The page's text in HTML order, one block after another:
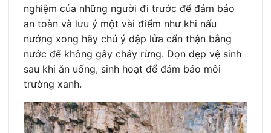
nghiệm của những người đi trước để đảm bảo
an toàn và lưu ý một vài điểm như khi nấu
nướng xong hãy chú ý dập lửa cẩn thận bằng
nước để không gây cháy rừng. Dọn dẹp vệ sinh
sau khi ăn uống, sinh hoạt để đảm bảo môi
trường xanh.